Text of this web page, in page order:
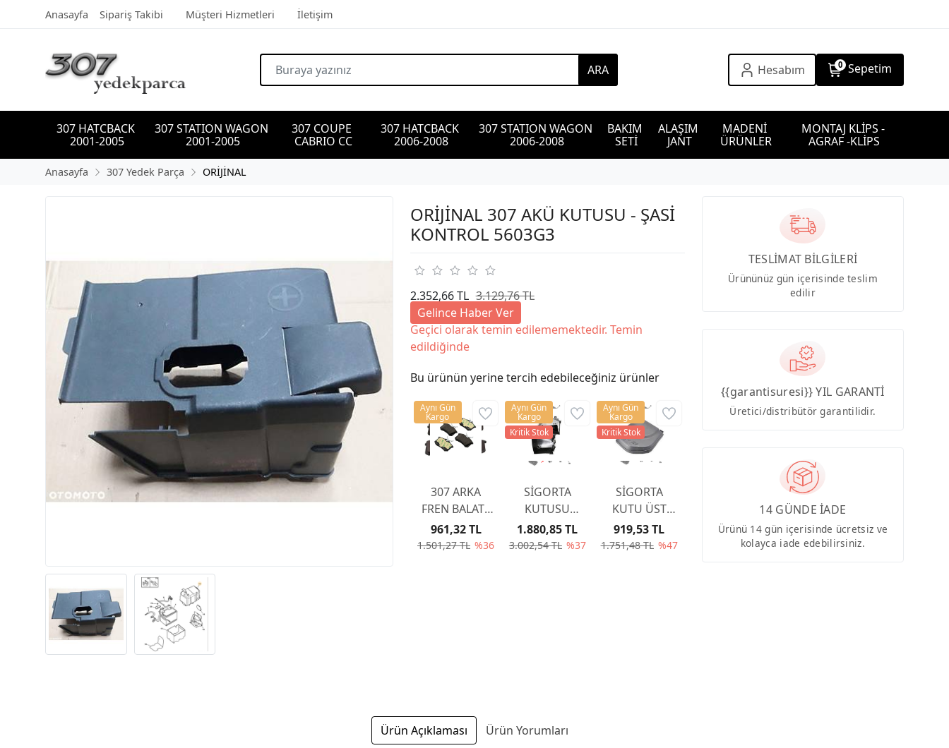
Anasayfa Sipariş Takibi Müşteri Hizmetleri İletişim
ARA Hesabım 0 Sepetim
307 HATCBACK
2001-2005
307 STATION WAGON
2001-2005
307 COUPE
CABRIO CC
307 HATCBACK
2006-2008
307 STATION WAGON
2006-2008
BAKIM
SETİ
ALAŞIM
JANT
MADENİ
ÜRÜNLER
MONTAJ KLİPS -
AGRAF -KLİPS
Anasayfa 307 Yedek Parça ORİJİNAL
ORİJİNAL 307 AKÜ KUTUSU - ŞASİ
KONTROL 5603G3
2.352,66 TL 3.129,76 TL
Gelince Haber Ver
Geçici olarak temin edilememektedir. Temin
edildiğinde
Bu ürünün yerine tercih edebileceğiniz ürünler
307 ARKA
FREN BALATA
307 YAYLI TİP
2001-2007
1.501,27 TL %36
961,32 TL
Aynı Gün
Kargo
SİGORTA
KUTUSU
KAPAĞI
6500CC
3.002,54 TL %37
1.880,85 TL
Aynı Gün
Kargo
Kritik Stok
SİGORTA
KUTU ÜST
KAPAĞI
6500CA
1.751,48 TL %47
919,53 TL
Aynı Gün
Kargo
Kritik Stok
TESLİMAT BİLGİLERİ
Ürününüz gün içerisinde teslim
edilir
{{garantisuresi}} YIL GARANTİ
Üretici/distribütör garantilidir.
14 GÜNDE İADE
Ürünü 14 gün içerisinde ücretsiz ve
kolayca iade edebilirsiniz.
Ürün Açıklaması Ürün Yorumları